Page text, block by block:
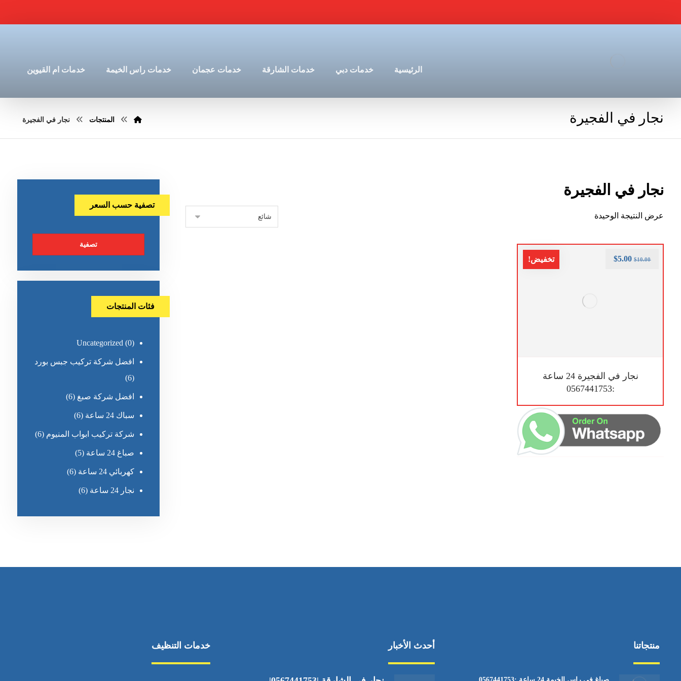
الرئيسية خدمات دبي خدمات الشارقة خدمات عجمان خدمات راس الخيمة خدمات ام القيوين
نجار في الفجيرة المنتجات نجار في الفجيرة
نجار في الفجيرة
عرض النتيجة الوحيدة
تخفيض!
نجار في الفجيرة 24 ساعة
:0567441753
$10.00
$5.00
تصفية حسب السعر
تصفية
فئات المنتجات
Uncategorized (0)
افضل شركة تركيب جبس بورد
(6)
افضل شركة صبغ (6)
سباك 24 ساعة (6)
شركة تركيب ابواب المنيوم (6)
صباغ 24 ساعة (5)
كهربائي 24 ساعة (6)
نجار 24 ساعة (6)
منتجاتنا أحدث الأخبار خدمات التنظيف